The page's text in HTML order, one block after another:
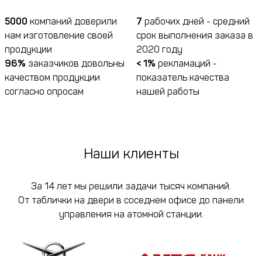
5000 компаний доверили
нам изготовление своей
продукции
7 рабочих дней - средний
срок выполнения заказа в
2020 году
96% заказчиков довольны
качеством продукции
согласно опросам
< 1% рекламаций -
показатель качества
нашей работы
Наши клиенты
За 14 лет мы решили задачи тысяч компаний.
От таблички на двери в соседнем офисе до панели
управления на атомной станции.